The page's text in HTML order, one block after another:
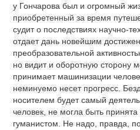
у Гончарова был и огромный
приобретенный за время
судит о последствиях научно-
отдает дань новейшим
преобразовательной
но видит и оборотную сторону
принимает машинизации
неминуемо несет прогресс.
носителем будет самый
человек, не могла быть
гуманистом. Не надо, правда,